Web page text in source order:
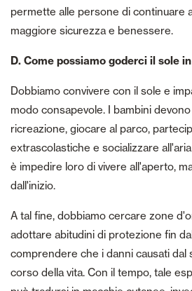
permette alle persone di continuare
maggiore sicurezza e benessere.
D. Come possiamo goderci il sole
Dobbiamo convivere con il sole e
modo consapevole. I bambini
ricreazione, giocare al parco,
extrascolastiche e socializzare
è impedire loro di vivere all'aperto,
dall'inizio.
A tal fine, dobbiamo cercare zone
adottare abitudini di protezione fin
comprendere che i danni causati dal
corso della vita. Con il tempo, tale